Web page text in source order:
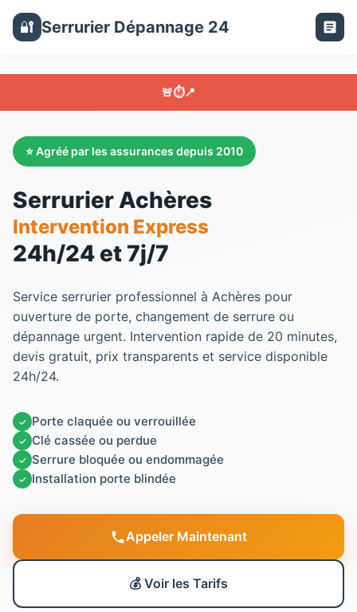
🔐 Serrurier Dépannage 24
🚨⏱️📍
⭐ Agréé par les assurances depuis 2010
Serrurier Achères
Intervention Express
24h/24 et 7j/7
Service serrurier professionnel à Achères pour
ouverture de porte, changement de serrure ou
dépannage urgent. Intervention rapide de 20 minutes,
devis gratuit, prix transparents et service disponible
24h/24.
✓ Porte claquée ou verrouillée
✓ Clé cassée ou perdue
✓ Serrure bloquée ou endommagée
✓ Installation porte blindée
Appeler Maintenant
💰 Voir les Tarifs